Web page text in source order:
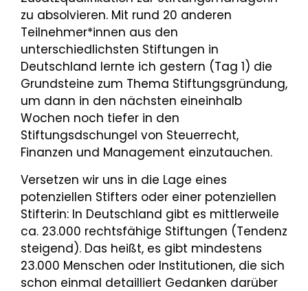
zu absolvieren. Mit rund 20 anderen
Teilnehmer*innen aus den
unterschiedlichsten Stiftungen in
Deutschland lernte ich gestern (Tag 1) die
Grundsteine zum Thema Stiftungsgründung,
um dann in den nächsten eineinhalb
Wochen noch tiefer in den
Stiftungsdschungel von Steuerrecht,
Finanzen und Management einzutauchen.
Versetzen wir uns in die Lage eines
potenziellen Stifters oder einer potenziellen
Stifterin: In Deutschland gibt es mittlerweile
ca. 23.000 rechtsfähige Stiftungen (Tendenz
steigend). Das heißt, es gibt mindestens
23.000 Menschen oder Institutionen, die sich
schon einmal detailliert Gedanken darüber